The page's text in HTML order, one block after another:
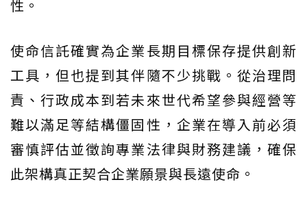
性。
使命信託確實為企業長期目標保存提供創新
工具，但也提到其伴隨不少挑戰。從治理問
責、行政成本到若未來世代希望參與經營等
難以滿足等結構僵固性，企業在導入前必須
審慎評估並徵詢專業法律與財務建議，確保
此架構真正契合企業願景與長遠使命。